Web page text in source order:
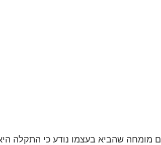
מומחה שהביא בעצמו נודע כי התקלה